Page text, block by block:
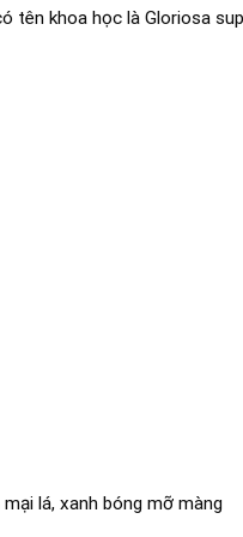
tên khoa học là Gloriosa
lá, xanh bóng mỡ màng